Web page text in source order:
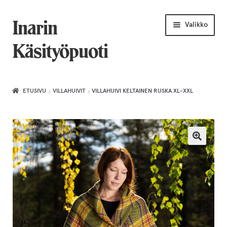
Siirry
navigointiin
Siirry
sisältöön
Inarin
Käsityöpuoti
Valikko
Joululahjat naiselle
Villahuivit
Korut
valikko
Puusepäntuotteet
ETUSIVU VILLAHUIVIT VILLAHUIVI KELTAINEN RUSKA XL-XXL